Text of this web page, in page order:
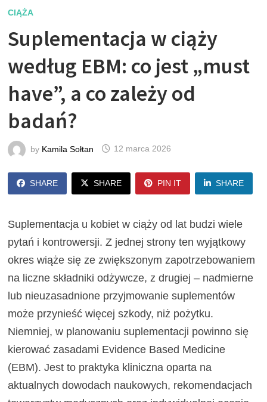
CIĄŻA
Suplementacja w ciąży
według EBM: co jest „must
have”, a co zależy od
badań?
by Kamila Sołtan 12 marca 2026
SHARE SHARE PIN IT SHARE
Suplementacja u kobiet w ciąży od lat budzi wiele
pytań i kontrowersji. Z jednej strony ten wyjątkowy
okres wiąże się ze zwiększonym zapotrzebowaniem
na liczne składniki odżywcze, z drugiej – nadmierne
lub nieuzasadnione przyjmowanie suplementów
może przynieść więcej szkody, niż pożytku.
Niemniej, w planowaniu suplementacji powinno się
kierować zasadami Evidence Based Medicine
(EBM). Jest to praktyka kliniczna oparta na
aktualnych dowodach naukowych, rekomendacjach